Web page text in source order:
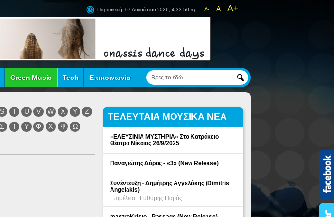
A- A A+
Παρασκευή, 07 Αυγούστου 2026, 4:33:50 πμ
Green Music Tech Επικοινωνία
S T U V W X Y
Z
Σ Τ Υ Φ Χ Ψ
Ω
ΤΕΛΕΥΤΑΙΑ ΜΟΥΣΙΚΑ ΝΕΑ
«ΕΛΕΥΣΙΝΙΑ ΜΥΣΤΗΡΙΑ» Στο Κατράκειο
Θέατρο Νίκαιας 26/9/2025
Παναγιώτης Δάρας - «3» (New Release)
Συνέντευξη - Δημήτρης Αγγελάκης (Dimitris
Angelakis)
Επιμέλεια : Ευθύμης Παράς